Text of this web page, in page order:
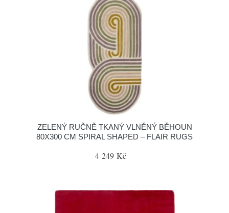
ZELENÝ RUČNĚ TKANÝ VLNĚNÝ BĚHOUN
80X300 CM SPIRAL SHAPED – FLAIR RUGS
4 249 Kč